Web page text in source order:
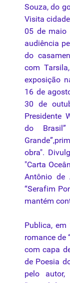
Souza, do
Visita
05 de maio
audiência
do
com
exposição
16 de
30 de
Presidente
do
obra".
"Carta
Antônio de
“Serafim
mantém
Publica, em
romance de
com capa
de Poesia
pelo